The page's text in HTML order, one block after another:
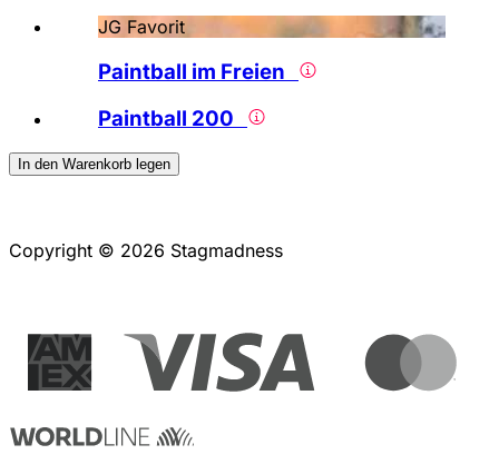
JG Favorit
Paintball im Freien
Paintball 200
In den Warenkorb legen
Copyright © 2026 Stagmadness